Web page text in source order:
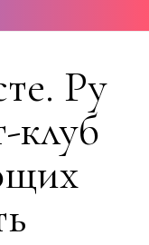
Ру
клуб